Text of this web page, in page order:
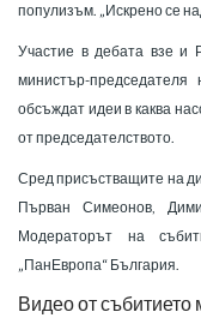
популизъм. „Искрено се
Участие в дебата взе и
министър-
обсъждат идеи в каква
от председателството.
Сред присъстващите на
Първан Симеонов,
Модераторът на
„ПанЕвропа“ България.
Видео от